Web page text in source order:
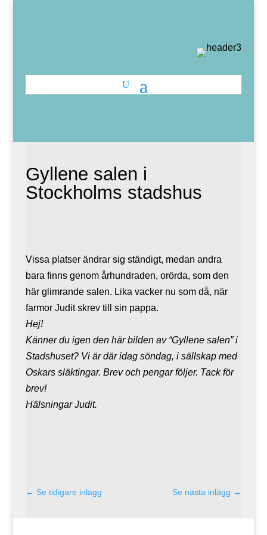
Gyllene salen i
Stockholms stadshus
Vissa platser ändrar sig ständigt, medan andra
bara finns genom århundraden, orörda, som den
här glimrande salen. Lika vacker nu som då, när
farmor Judit skrev till sin pappa.
Hej!
Känner du igen den här bilden av “Gyllene salen” i
Stadshuset? Vi är där idag söndag, i sällskap med
Oskars släktingar. Brev och pengar följer. Tack för
brev!
Hälsningar Judit.
← Se tidigare inlägg Se nästa inlägg →